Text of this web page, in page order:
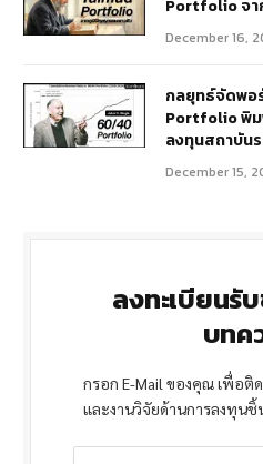
Portfolio จ
December 16,
กลยุทธ์จัดพอ
Portfolio พิม
ลงทุนสถาบัน
December 15,
ลงทะเบียนรั
บทค
กรอก E-Mail ของคุณ เพื่อติ
และงานวิจัยด้านการลงทุนชิ้